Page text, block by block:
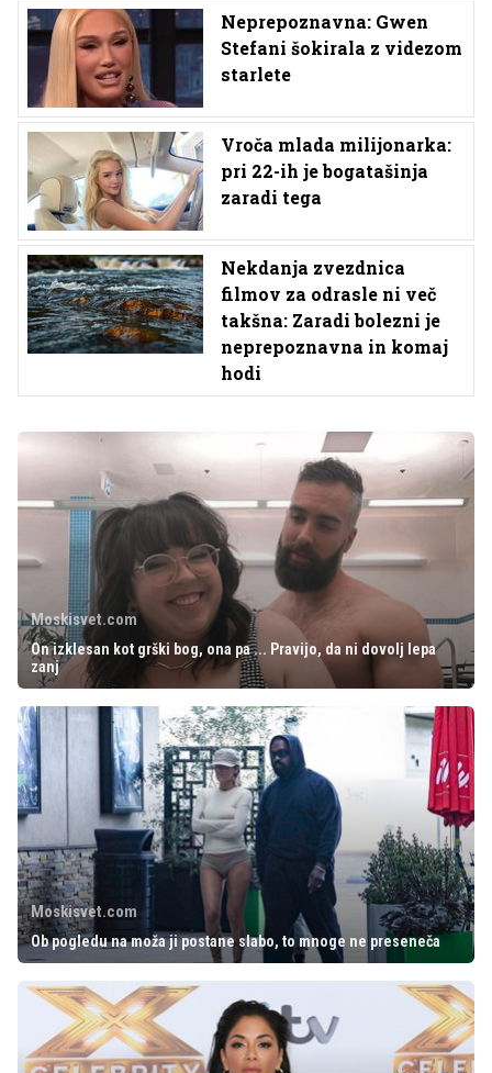
Neprepoznavna: Gwen
Stefani šokirala z videzom
starlete
Vroča mlada milijonarka:
pri 22-ih je bogatašinja
zaradi tega
Nekdanja zvezdnica
filmov za odrasle ni več
takšna: Zaradi bolezni je
neprepoznavna in komaj
hodi
Moskisvet.com
On izklesan kot grški bog, ona pa ... Pravijo, da ni dovolj lepa
zanj
Moskisvet.com
Ob pogledu na moža ji postane slabo, to mnoge ne preseneča